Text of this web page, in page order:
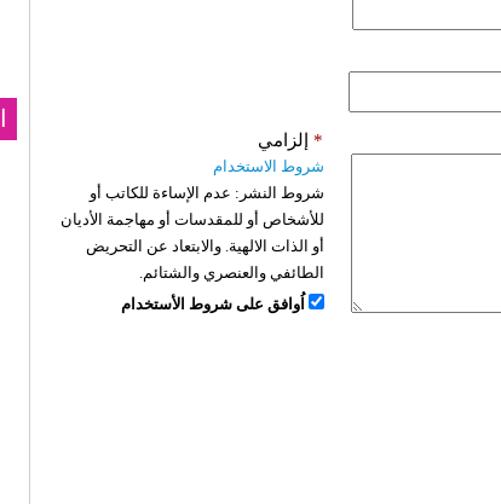
إلزامي *
شروط الاستخدام
شروط النشر: عدم الإساءة للكاتب أو
للأشخاص أو للمقدسات أو مهاجمة الأديان
أو الذات الالهية. والابتعاد عن التحريض
الطائفي والعنصري والشتائم.
اُوافق على شروط الأستخدام